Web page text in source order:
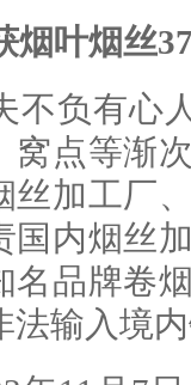
烟叶烟丝
不负有心
窝点等渐
丝加工厂
国内烟丝
名品牌卷
法输入境内